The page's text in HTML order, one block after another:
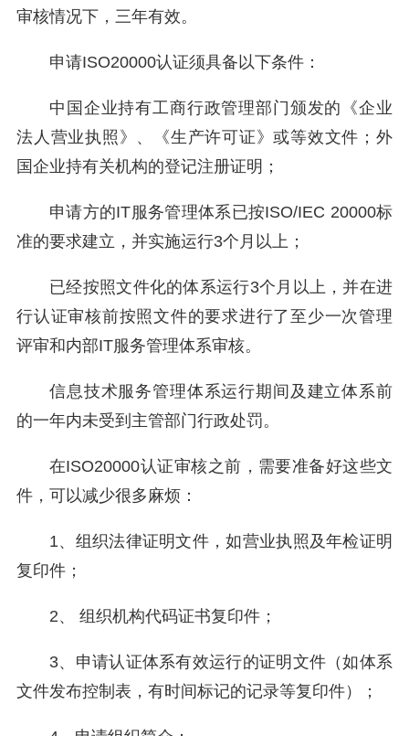
审核情况下，三年有效。
申请ISO20000认证须具备以下条件：
中国企业持有工商行政管理部门颁发的《企业
法人营业执照》、《生产许可证》或等效文件；外
国企业持有关机构的登记注册证明；
申请方的IT服务管理体系已按ISO/IEC 20000标
准的要求建立，并实施运行3个月以上；
已经按照文件化的体系运行3个月以上，并在进
行认证审核前按照文件的要求进行了至少一次管理
评审和内部IT服务管理体系审核。
信息技术服务管理体系运行期间及建立体系前
的一年内未受到主管部门行政处罚。
在ISO20000认证审核之前，需要准备好这些文
件，可以减少很多麻烦：
1、组织法律证明文件，如营业执照及年检证明
复印件；
2、 组织机构代码证书复印件；
3、申请认证体系有效运行的证明文件（如体系
文件发布控制表，有时间标记的记录等复印件）；